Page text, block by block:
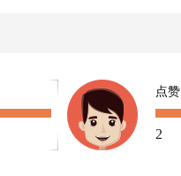
点赞
2